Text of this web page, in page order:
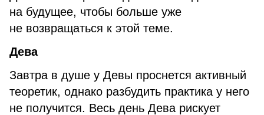
на будущее, чтобы больше уже
не возвращаться к этой теме.
Дева
Завтра в душе у Девы проснется активный
теоретик, однако разбудить практика у него
не получится. Весь день Дева рискует